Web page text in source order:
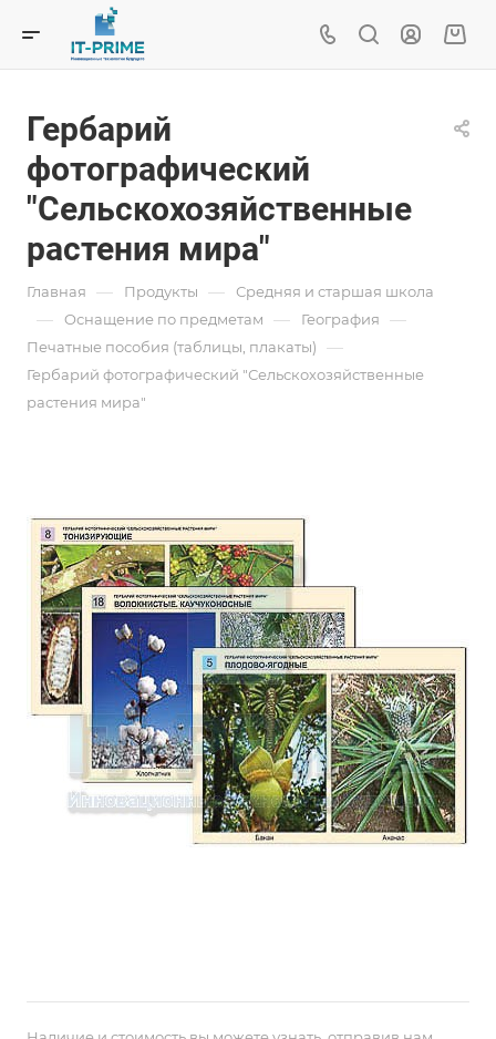
Гербарий
фотографический
"Сельскохозяйственные
растения мира"
Главная — Продукты — Средняя и старшая школа
— Oснащение по предметам — География —
Печатные пособия (таблицы, плакаты) —
Гербарий фотографический "Сельскохозяйственные
растения мира"